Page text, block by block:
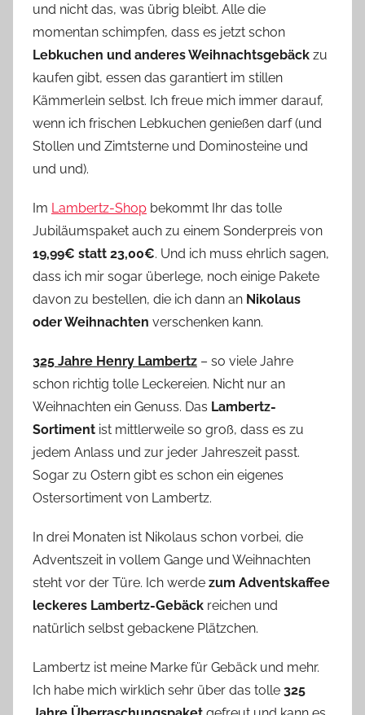
und nicht das, was übrig bleibt. Alle die
momentan schimpfen, dass es jetzt schon
Lebkuchen und anderes Weihnachtsgebäck zu
kaufen gibt, essen das garantiert im stillen
Kämmerlein selbst. Ich freue mich immer darauf,
wenn ich frischen Lebkuchen genießen darf (und
Stollen und Zimtsterne und Dominosteine und
und und).
Im Lambertz-Shop bekommt Ihr das tolle
Jubiläumspaket auch zu einem Sonderpreis von
19,99€ statt 23,00€. Und ich muss ehrlich sagen,
dass ich mir sogar überlege, noch einige Pakete
davon zu bestellen, die ich dann an Nikolaus
oder Weihnachten verschenken kann.
325 Jahre Henry Lambertz – so viele Jahre
schon richtig tolle Leckereien. Nicht nur an
Weihnachten ein Genuss. Das Lambertz-
Sortiment ist mittlerweile so groß, dass es zu
jedem Anlass und zur jeder Jahreszeit passt.
Sogar zu Ostern gibt es schon ein eigenes
Ostersortiment von Lambertz.
In drei Monaten ist Nikolaus schon vorbei, die
Adventszeit in vollem Gange und Weihnachten
steht vor der Türe. Ich werde zum Adventskaffee
leckeres Lambertz-Gebäck reichen und
natürlich selbst gebackene Plätzchen.
Lambertz ist meine Marke für Gebäck und mehr.
Ich habe mich wirklich sehr über das tolle 325